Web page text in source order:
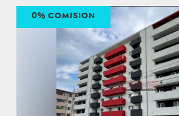
0% COMISION